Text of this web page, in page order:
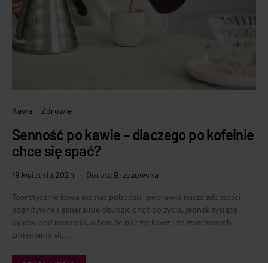
Kawa Zdrowie
Senność po kawie – dlaczego po kofeinie
chce się spać?
19 kwietnia 2024 Dorota Brzozowska
Teoretycznie kawa ma nas pobudzić, poprawić nasze zdolności
kognitywne i generalnie obudzić chęć do życia, jednak tysiące
lajków pod memami, o tym, że pijemy kawę i ze zmęczonych
zmieniamy się…